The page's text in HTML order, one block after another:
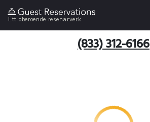
Ett oberoende resenärverk
(833) 312-6166